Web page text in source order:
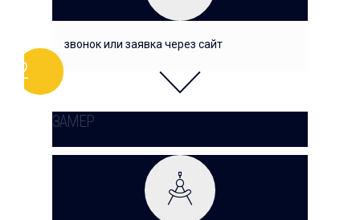
звонок или заявка через сайт
ЗАМЕР